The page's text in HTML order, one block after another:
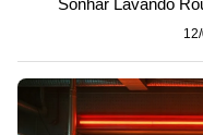
Sonhar Lavando